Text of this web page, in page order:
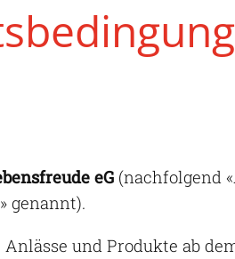
eG (nachfolgend
genannt).
und Produkte ab